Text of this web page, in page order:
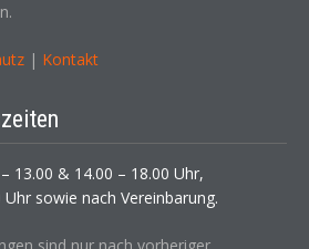
| Kontakt
13.00 & 14.00 – 18.00 Uhr,
sowie nach Vereinbarung.